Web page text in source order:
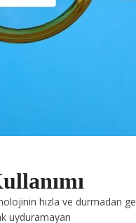
hızla ve durmadan
uyduramayan